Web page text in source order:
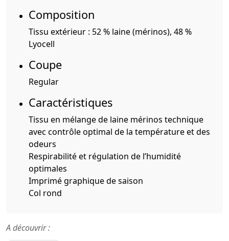
Composition
Tissu extérieur : 52 % laine (mérinos), 48 %
Lyocell
Coupe
Regular
Caractéristiques
Tissu en mélange de laine mérinos technique
avec contrôle optimal de la température et des
odeurs
Respirabilité et régulation de l’humidité
optimales
Imprimé graphique de saison
Col rond
A découvrir :